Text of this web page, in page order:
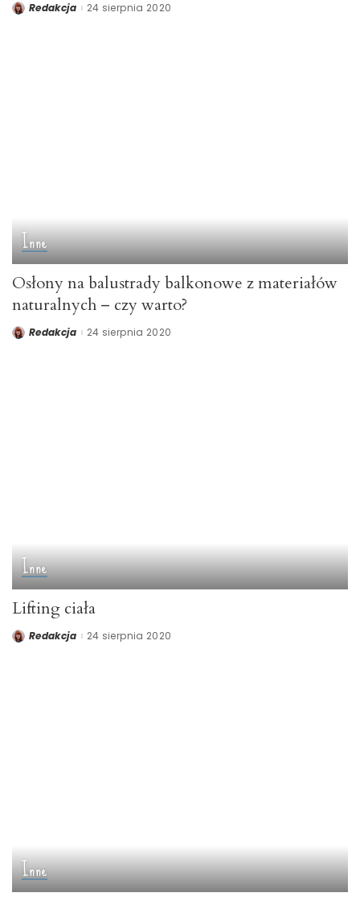
PostedRedakcja 24 sierpnia 2020
Inne
Osłony na balustrady balkonowe z materiałów
naturalnych – czy warto?
PostedRedakcja 24 sierpnia 2020
Inne
Lifting ciała
PostedRedakcja 24 sierpnia 2020
Inne